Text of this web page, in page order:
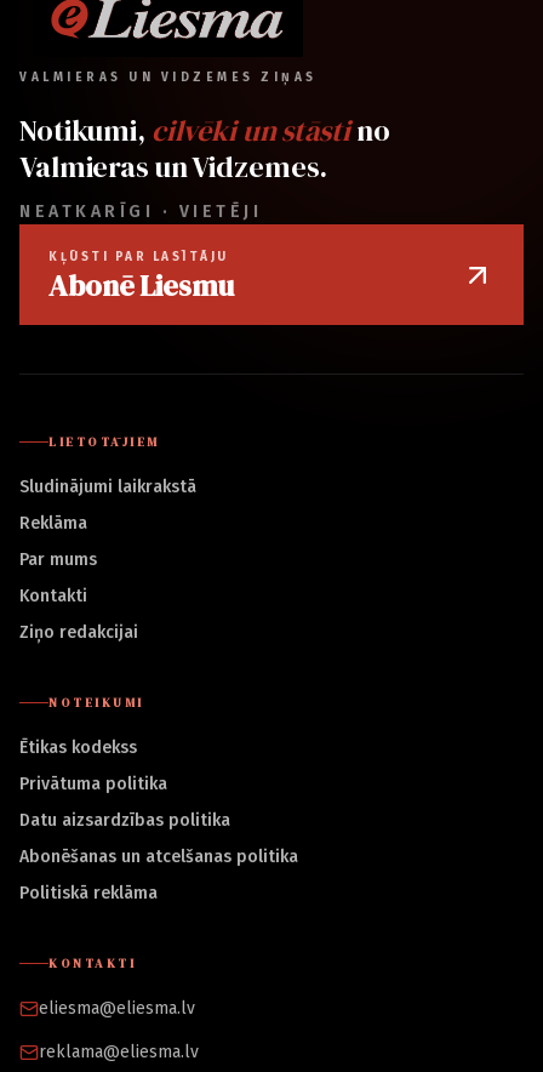
VALMIERAS UN VIDZEMES ZIŅAS
Notikumi, cilvēki un stāstino
Valmieras un Vidzemes.
NEATKARĪGI · VIETĒJI
KĻŪSTI PAR LASĪTĀJU
Abonē Liesmu
LIETOTĀJIEM
Sludinājumi laikrakstā
Reklāma
Par mums
Kontakti
Ziņo redakcijai
NOTEIKUMI
Ētikas kodekss
Privātuma politika
Datu aizsardzības politika
Abonēšanas un atcelšanas politika
Politiskā reklāma
KONTAKTI
eliesma@eliesma.lv
reklama@eliesma.lv